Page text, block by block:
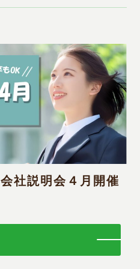
社説明会４月開催